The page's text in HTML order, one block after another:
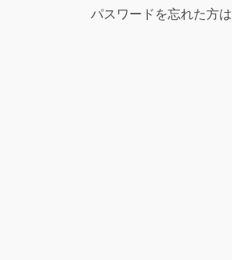
パスワードを忘れた方は